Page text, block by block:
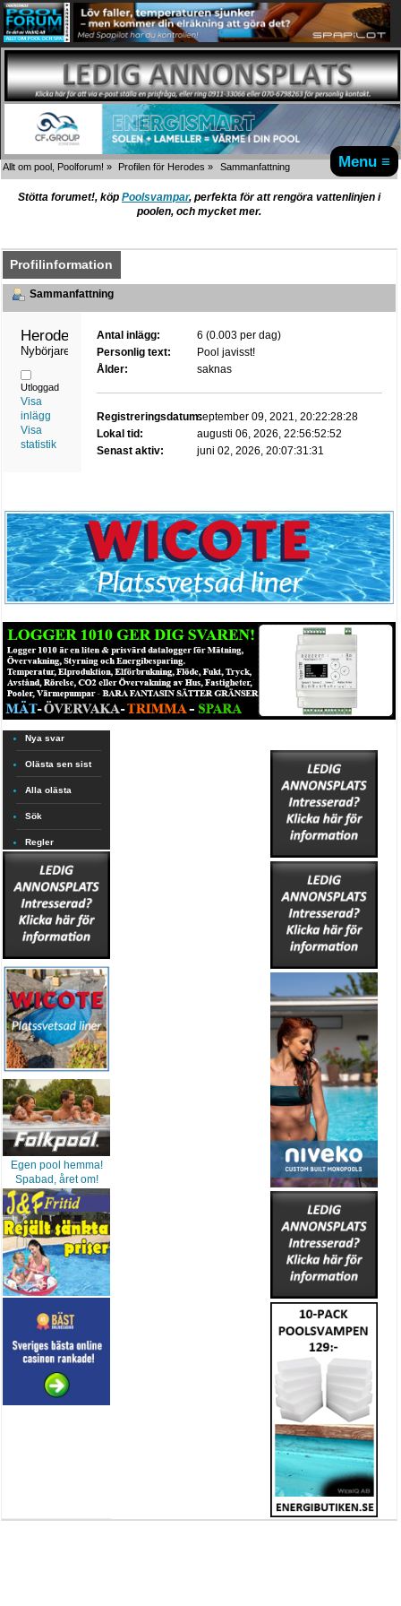
Menu ≡
Allt om pool, Poolforum! » Profilen för Herodes » Sammanfattning
Stötta forumet!, köp Poolsvampar, perfekta för att rengöra vattenlinjen i
poolen, och mycket mer.
Profilinformation
Sammanfattning
Nybörjare
Utloggad
Visa
inlägg
Visa
statistik
Antal inlägg:
6 (0.003 per dag)
Personlig text:
Pool javisst!
Ålder:
saknas
Registreringsdatum:september 09, 2021, 20:22:28:28
Lokal tid:
augusti 06, 2026, 22:56:52:52
Senast aktiv:
juni 02, 2026, 20:07:31:31
Nya svar
Olästa sen sist
Alla olästa
Sök
Regler
Egen pool hemma!
Spabad, året om!